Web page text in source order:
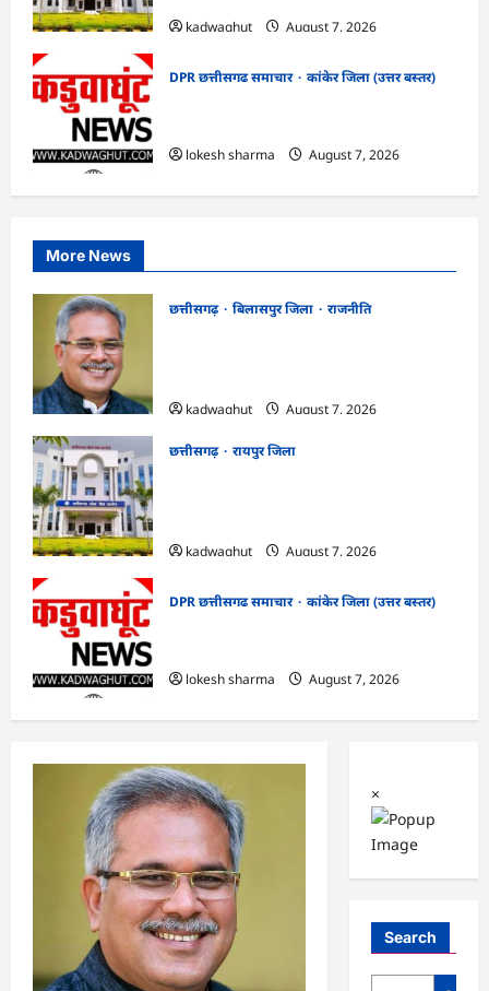
kadwaghut
August 7, 2026
DPR छत्तीसगढ समाचार
कांकेर जिला (उत्तर बस्तर)
lokesh sharma
August 7, 2026
More News
छत्तीसगढ़ बिलासपुर जिला
राजनीति
kadwaghut
August 7, 2026
छत्तीसगढ़
रायपुर जिला
kadwaghut
August 7, 2026
DPR छत्तीसगढ समाचार
कांकेर जिला (उत्तर बस्तर)
lokesh sharma
August 7, 2026
×
Search